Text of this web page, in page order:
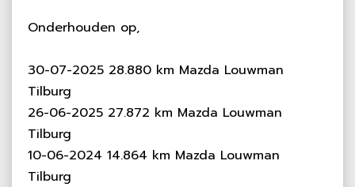
Onderhouden op,
30-07-2025 28.880 km Mazda Louwman
Tilburg
26-06-2025 27.872 km Mazda Louwman
Tilburg
10-06-2024 14.864 km Mazda Louwman
Tilburg